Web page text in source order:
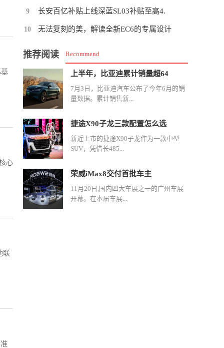
心
联
9 长安百亿补贴上线深蓝SL03补贴至高4.
10 无法复刻的美，解读全新EC6的专属设计
推荐阅读 Recommend
上半年，比亚迪累计销量超64
7月3日，比亚迪汽车公布了今年6月的销
量数据。累计销售新...
捷途X90子龙三款配置怎么选
新近上市的捷途X90子龙作为一款中型
SUV，凭借长485...
荣威iMax8交付首批车主
11月20日,国内四大车展之一的广州车展
开幕。在本届车展...